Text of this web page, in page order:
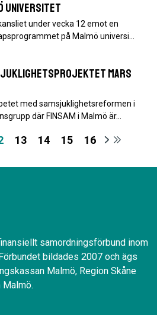
universitet
under vecka 12 emot en
på Malmö universi…
mars
med samsjuklighetsreformen i
där FINSAM i Malmö är…
13 14 15 16
samordningsförbund inom
bildades 2007 och ägs
Malmö, Region Skåne